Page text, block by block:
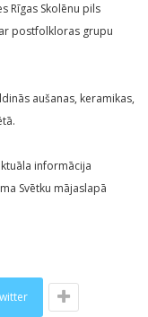
Rīgas Skolēnu pils
postfolkloras grupu
aušanas, keramikas,
informācija
Svētku mājaslapā